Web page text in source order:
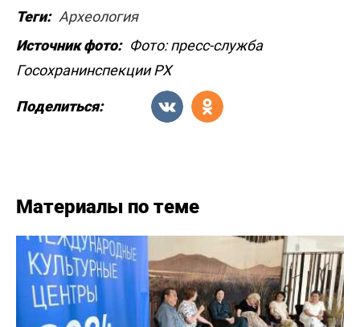
Теги: Археология
Источник фото: Фото: пресс-служба
Госохранинспекции РХ
Поделиться:
Материалы по теме